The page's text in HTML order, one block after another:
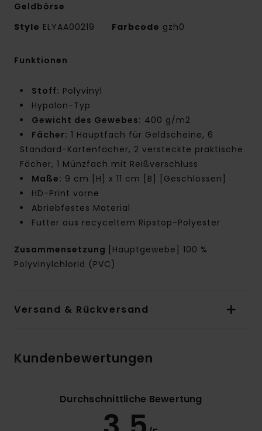
Geldbörse
Style ELYAA00219 Farbcode gzh0
Funktionen
Stoff: Polyvinyl
Hypalon-Typ
Gewicht des Gewebes: 400 g/m2
Fächer: 1 Hauptfach für Geldscheine, 6
Standard-Kartenfächer, 2 versteckte praktische
Fächer, 1 Münzfach mit Reißverschluss
Maße: 9 cm [H] x 11 cm [B] [Geschlossen]
HD-Print vorne
Abriebfestes Material
Futter aus recyceltem Ripstop-Polyester
Zusammensetzung
[Hauptgewebe] 100 %
Polyvinylchlorid (PVC)
Versand & Rückversand
Kundenbewertungen
Durchschnittliche Bewertung